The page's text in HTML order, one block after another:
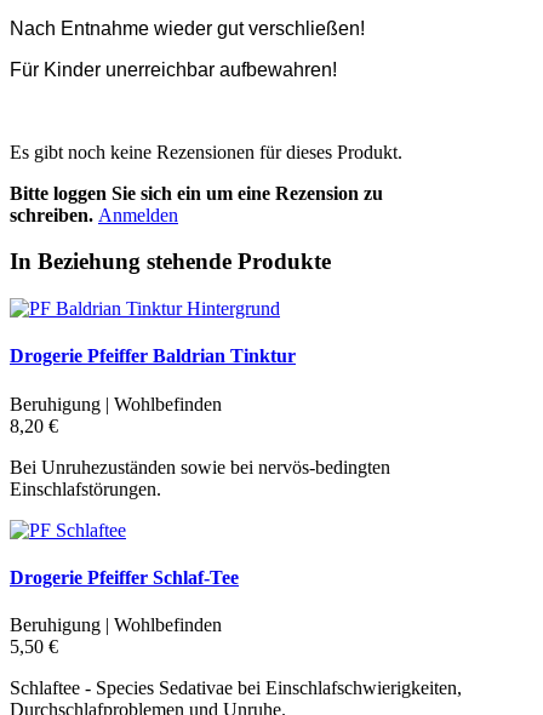
Nach Entnahme wieder gut verschließen!
Für Kinder unerreichbar aufbewahren!
Es gibt noch keine Rezensionen für dieses Produkt.
Bitte loggen Sie sich ein um eine Rezension zu
schreiben. Anmelden
In Beziehung stehende Produkte
Drogerie Pfeiffer Baldrian Tinktur
Beruhigung | Wohlbefinden
8,20 €
Bei Unruhezuständen sowie bei nervös-bedingten
Einschlafstörungen.
Drogerie Pfeiffer Schlaf-Tee
Beruhigung | Wohlbefinden
5,50 €
Schlaftee - Species Sedativae bei Einschlafschwierigkeiten,
Durchschlafproblemen und Unruhe.